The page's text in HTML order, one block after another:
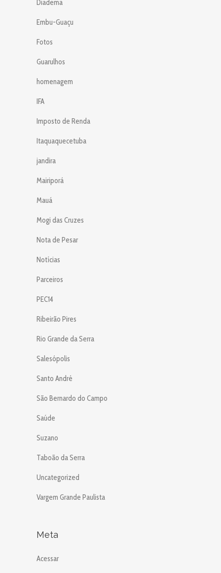
Diadema
Embu-Guaçu
Fotos
Guarulhos
homenagem
IFA
Imposto de Renda
Itaquaquecetuba
jandira
Mairiporá
Mauá
Mogi das Cruzes
Nota de Pesar
Notícias
Parceiros
PEC14
Ribeirão Pires
Rio Grande da Serra
Salesópolis
Santo André
São Bernardo do Campo
Saúde
Suzano
Taboão da Serra
Uncategorized
Vargem Grande Paulista
Meta
Acessar